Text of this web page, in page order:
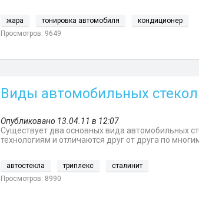
жара тонировка автомобиля
кондиционер
Просмотров: 9649
Виды автомобильных
Опубликовано 13.04.11 в 12:07
Существует два основных вида автомобильных
технологиям и отличаются друг от друга по
автостекла триплекс
сталинит
Просмотров: 8990